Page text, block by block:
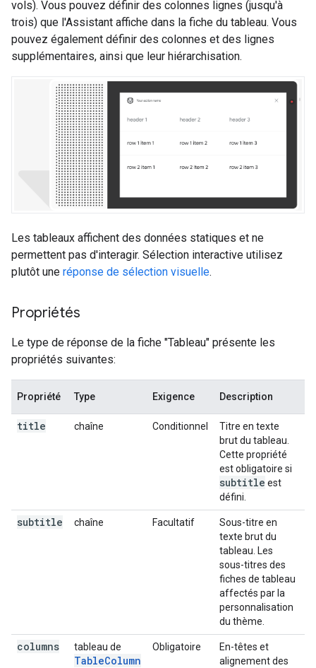
vols). Vous pouvez définir des colonnes lignes (jusqu'à
trois) que l'Assistant affiche dans la fiche du tableau. Vous
pouvez également définir des colonnes et des lignes
supplémentaires, ainsi que leur hiérarchisation.
Les tableaux affichent des données statiques et ne
permettent pas d'interagir. Sélection interactive utilisez
plutôt une réponse de sélection visuelle.
Propriétés
Le type de réponse de la fiche "Tableau" présente les
propriétés suivantes:
Propriété Type Exigence Description
title chaîne Conditionnel
Titre en texte
brut du tableau.
Cette propriété
est obligatoire si
subtitle est
défini.
subtitle chaîne Facultatif
Sous-titre en
texte brut du
tableau. Les
sous-titres des
fiches de tableau
affectés par la
personnalisation
du thème.
columns tableau de
TableColumn
Obligatoire
En-têtes et
alignement des